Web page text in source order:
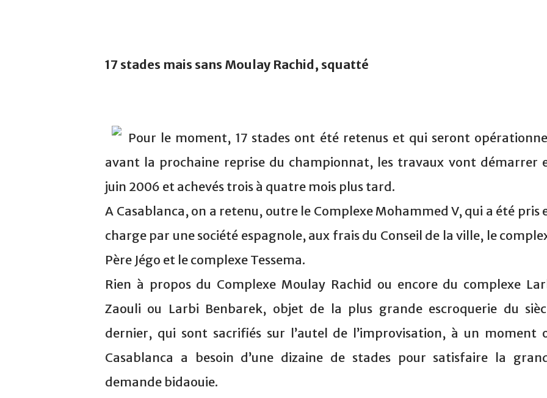
17 stades mais sans Moulay Rachid, squatté
Pour le moment, 17 stades ont été retenus et qui seront
avant la prochaine reprise du championnat, les travaux vont démarrer
juin 2006 et achevés trois à quatre mois plus tard.
A Casablanca, on a retenu, outre le Complexe Mohammed V, qui a été pris
charge par une société espagnole, aux frais du Conseil de la ville, le
Père Jégo et le complexe Tessema.
Rien à propos du Complexe Moulay Rachid ou encore du complexe
Zaouli ou Larbi Benbarek, objet de la plus grande escroquerie du
dernier, qui sont sacrifiés sur l’autel de l’improvisation, à un moment
Casablanca a besoin d’une dizaine de stades pour satisfaire la
demande bidaouie.